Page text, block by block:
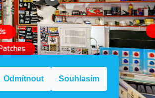
Odmítnout Souhlasím